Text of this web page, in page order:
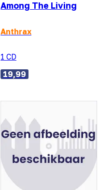
Among The Living
Anthrax
1 CD
19,99